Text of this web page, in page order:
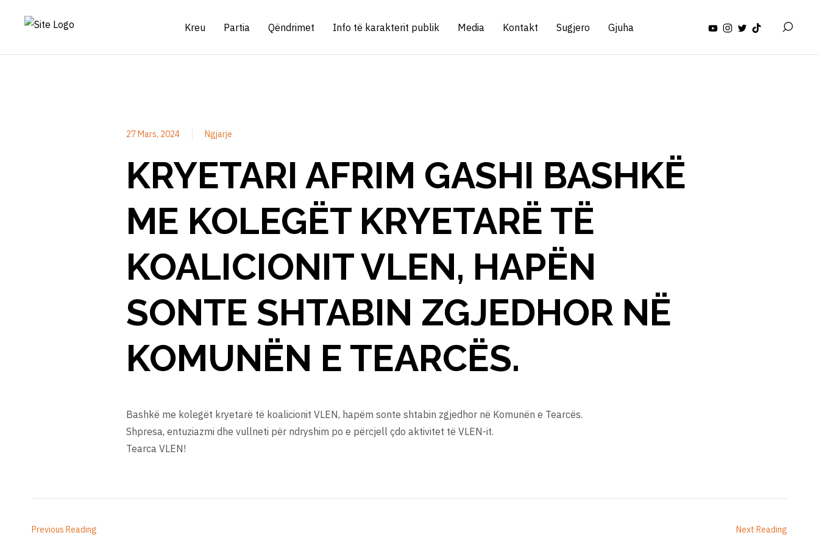
Kreu Partia Qëndrimet Info të karakterit publik Media Kontakt Sugjero Gjuha
27 Mars, 2024 Ngjarje
KRYETARI AFRIM GASHI BASHKË
ME KOLEGËT KRYETARË TË
KOALICIONIT VLEN, HAPËN
SONTE SHTABIN ZGJEDHOR NË
KOMUNËN E TEARCËS.
Bashkë me kolegët kryetarë të koalicionit VLEN, hapëm sonte shtabin zgjedhor në Komunën e Tearcës.
Shpresa, entuziazmi dhe vullneti për ndryshim po e përcjell çdo aktivitet të VLEN-it.
Tearca VLEN!
Previous Reading Next Reading